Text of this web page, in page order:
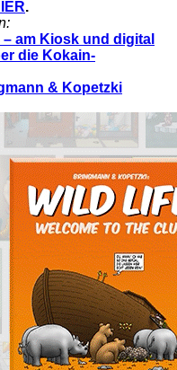
.
am Kiosk und digital
die Kokain-
& Kopetzki